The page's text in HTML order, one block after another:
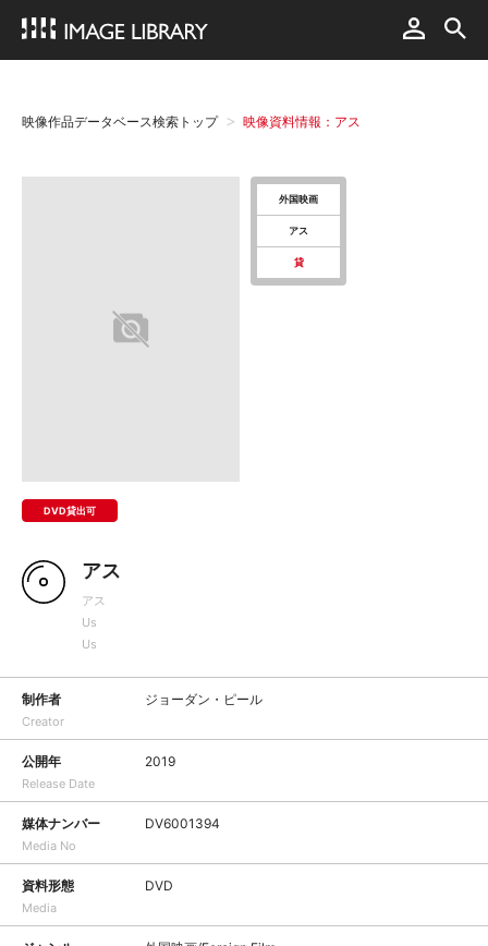
映像作品データベース検索トップ 映像資料情報：アス
DVD貸出可
外国映画
アス
貸
アス
アス
Us
Us
制作者
Creator
ジョーダン・ピール
公開年
Release Date
2019
媒体ナンバー
Media No
DV6001394
資料形態
Media
DVD